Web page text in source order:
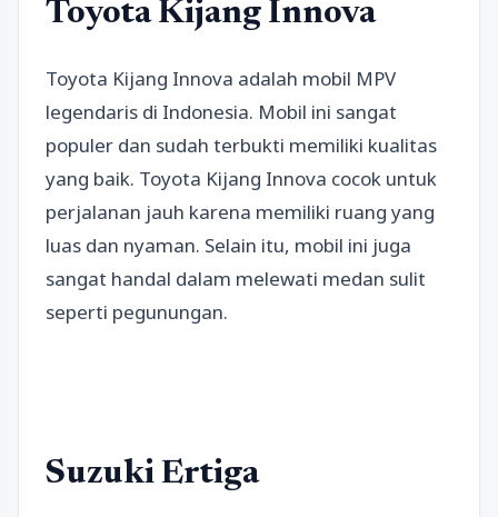
Toyota Kijang Innova
Toyota Kijang Innova adalah mobil MPV
legendaris di Indonesia. Mobil ini sangat
populer dan sudah terbukti memiliki kualitas
yang baik. Toyota Kijang Innova cocok untuk
perjalanan jauh karena memiliki ruang yang
luas dan nyaman. Selain itu, mobil ini juga
sangat handal dalam melewati medan sulit
seperti pegunungan.
Suzuki Ertiga